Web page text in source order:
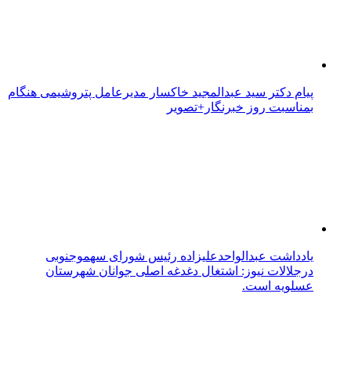
پیام دکتر سید عبدالمجید خاکسار مدیرعامل پتروشیمی هنگام
بمناسبت روز خبرنگار+تصویر
یادداشت عبدالواحدعلیزاده رئیس شورای سهموجنوبی
درجلالات نیوز: اشتغال دغدغه اصلی جوانان شهرستان
عسلویه است.